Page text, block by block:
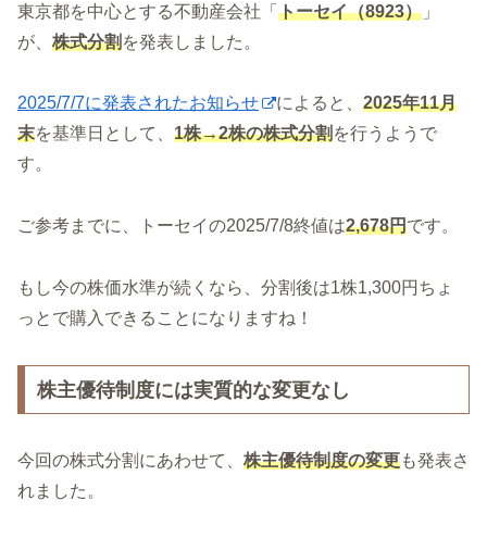
東京都を中心とする不動産会社「 トーセイ（8923） 」
が、 株式分割を発表しました。
2025/7/7に発表されたお知らせ によると、 2025年11月
末を基準日として、 1株→2株の株式分割を行うようで
す。
ご参考までに、トーセイの2025/7/8終値は2,678円です。
もし今の株価水準が続くなら、分割後は1株1,300円ちょ
っとで購入できることになりますね！
株主優待制度には実質的な変更なし
今回の株式分割にあわせて、 株主優待制度の変更も発表さ
れました。